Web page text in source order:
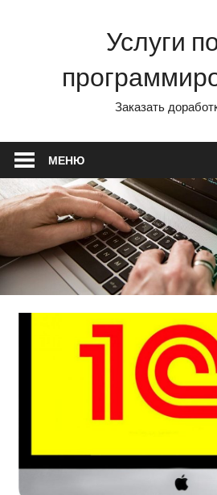
Услуги
Заказать
МЕНЮ